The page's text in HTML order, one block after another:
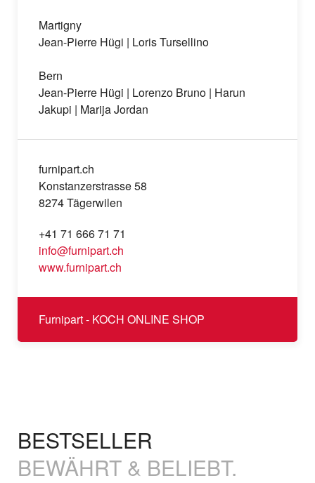
Martigny
Jean-Pierre Hügi | Loris Tursellino
Bern
Jean-Pierre Hügi | Lorenzo Bruno | Harun
Jakupi | Marija Jordan
furnipart.ch
Konstanzerstrasse 58
8274 Tägerwilen
+41 71 666 71 71
info@furnipart.ch
www.furnipart.ch
Furnipart - KOCH ONLINE SHOP
BESTSELLER
BEWÄHRT & BELIEBT.